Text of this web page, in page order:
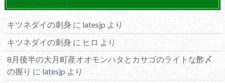
キツネダイの刺身 に latesjp より
キツネダイの刺身 に ヒロ より
8月後半の大月町産オオモンハタとカサゴのライトな酢〆
の握り に latesjp より